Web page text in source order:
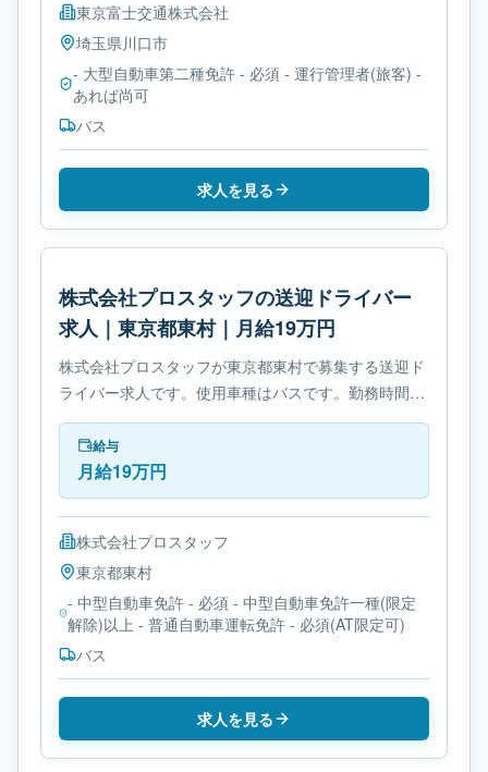
東京富士交通株式会社
埼玉県川口市
- 大型自動車第二種免許 - 必須 - 運行管理者(旅客) -
あれば尚可
バス
求人を見る
株式会社プロスタッフの送迎ドライバー
求人｜東京都東村｜月給19万円
株式会社プロスタッフが東京都東村で募集する送迎ド
ライバー求人です。使用車種はバスです。勤務時間
は- 変形労働時間制です。必要免許は- 中型自動車免許
です。給与
月給19万円
株式会社プロスタッフ
東京都東村
- 中型自動車免許 - 必須 - 中型自動車免許一種(限定
解除)以上 - 普通自動車運転免許 - 必須(AT限定可)
バス
求人を見る